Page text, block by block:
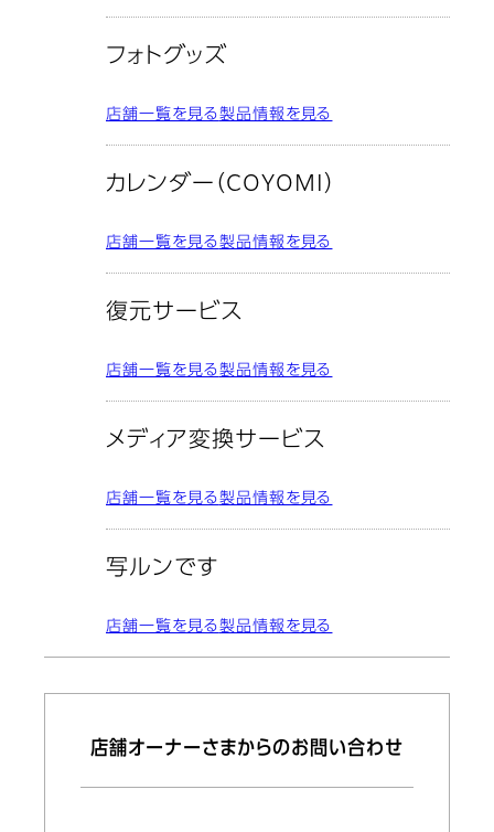
フォトグッズ
店舗一覧を見る製品情報を見る
カレンダー（COYOMI）
店舗一覧を見る製品情報を見る
復元サービス
店舗一覧を見る製品情報を見る
メディア変換サービス
店舗一覧を見る製品情報を見る
写ルンです
店舗一覧を見る製品情報を見る
店舗オーナーさまからのお問い合わせ